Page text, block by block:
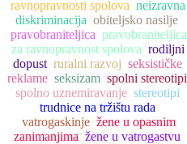
ravnopravnosti spolova neizravna
diskriminacija obiteljsko nasilje
pravobraniteljica pravobraniteljica
za ravnopravnost spolova rodiljni
dopust ruralni razvoj seksističke
reklame seksizam spolni stereotipi
spolno uznemiravanje stereotipi
trudnice na tržištu rada
vatrogaskinje žene u opasnim
zanimanjima žene u vatrogastvu